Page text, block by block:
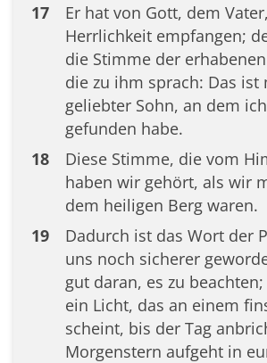
17
Er hat von Gott, dem
Herrlichkeit empfangen;
die Stimme der
die zu ihm sprach: Das ist
geliebter Sohn, an dem
gefunden habe.
18
Diese Stimme, die vom
haben wir gehört, als wir
dem heiligen Berg waren.
19
Dadurch ist das Wort der
uns noch sicherer
gut daran, es zu
ein Licht, das an einem
scheint, bis der Tag
Morgenstern aufgeht in